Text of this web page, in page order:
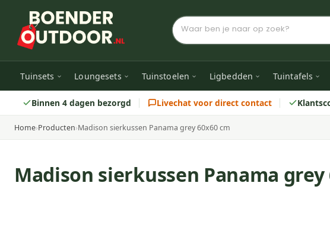
Tuinsets Loungesets Tuinstoelen Ligbedden Tuintafels
Binnen 4 dagen bezorgd Livechat voor direct contact
Home›Producten›Madison sierkussen Panama grey 60x60 cm
Madison sierkussen Panama grey